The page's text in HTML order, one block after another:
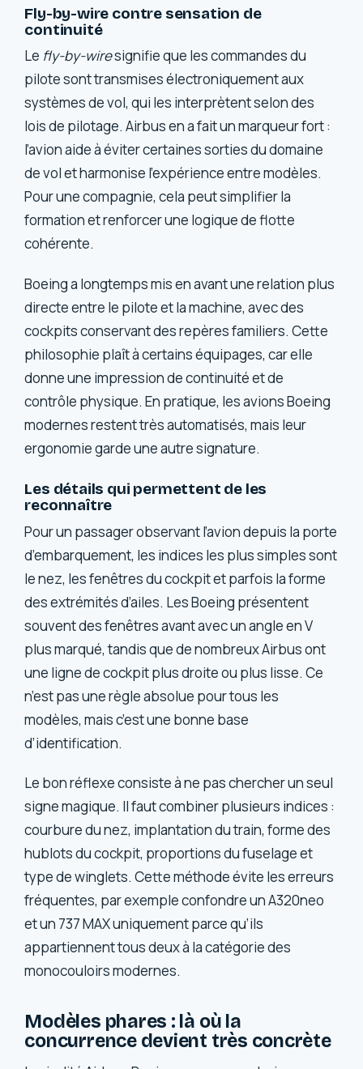
Fly-by-wire contre sensation de
continuité
Le fly-by-wiresignifie que les commandes du
pilote sont transmises électroniquement aux
systèmes de vol, qui les interprètent selon des
lois de pilotage. Airbus en a fait un marqueur fort :
l’avion aide à éviter certaines sorties du domaine
de vol et harmonise l’expérience entre modèles.
Pour une compagnie, cela peut simplifier la
formation et renforcer une logique de flotte
cohérente.
Boeing a longtemps mis en avant une relation plus
directe entre le pilote et la machine, avec des
cockpits conservant des repères familiers. Cette
philosophie plaît à certains équipages, car elle
donne une impression de continuité et de
contrôle physique. En pratique, les avions Boeing
modernes restent très automatisés, mais leur
ergonomie garde une autre signature.
Les détails qui permettent de les
reconnaître
Pour un passager observant l’avion depuis la porte
d’embarquement, les indices les plus simples sont
le nez, les fenêtres du cockpit et parfois la forme
des extrémités d’ailes. Les Boeing présentent
souvent des fenêtres avant avec un angle en V
plus marqué, tandis que de nombreux Airbus ont
une ligne de cockpit plus droite ou plus lisse. Ce
n’est pas une règle absolue pour tous les
modèles, mais c’est une bonne base
d’identification.
Le bon réflexe consiste à ne pas chercher un seul
signe magique. Il faut combiner plusieurs indices :
courbure du nez, implantation du train, forme des
hublots du cockpit, proportions du fuselage et
type de winglets. Cette méthode évite les erreurs
fréquentes, par exemple confondre un A320neo
et un 737 MAX uniquement parce qu’ils
appartiennent tous deux à la catégorie des
monocouloirs modernes.
Modèles phares : là où la
concurrence devient très concrète